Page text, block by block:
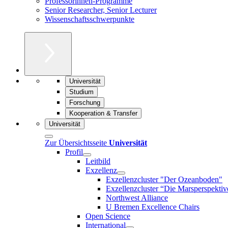
Senior Researcher, Senior Lecturer
Wissenschaftsschwerpunkte
Universität
Studium
Forschung
Kooperation & Transfer
Universität
Zur Übersichtsseite Universität
Profil
Leitbild
Exzellenz
Exzellenzcluster "Der Ozeanboden"
Exzellenzcluster “Die
Northwest Alliance
U Bremen Excellence Chairs
Open Science
International